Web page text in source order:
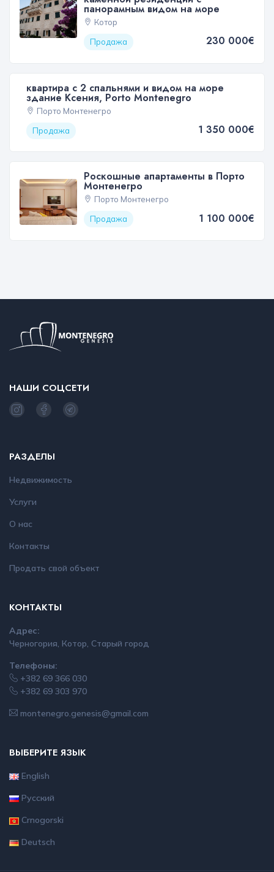
панорамным видом на море
Котор
Продажа
230 000€
квартира с 2 спальнями и видом на море
здание Ксения, Porto Montenegro
Порто Монтенегро
Продажа
1 350 000€
Роскошные апартаменты в Порто
Монтенегро
Порто Монтенегро
Продажа
1 100 000€
НАШИ СОЦСЕТИ
РАЗДЕЛЫ
Недвижимость
Услуги
О нас
Контакты
Продать свой объект
КОНТАКТЫ
Адрес:
Черногория, Котор, Старый город
Телефоны:
+382 69 366 030
+382 69 303 970
montenegro.genesis@gmail.com
ВЫБЕРИТЕ ЯЗЫК
English
Русский
Crnogorski
Deutsch